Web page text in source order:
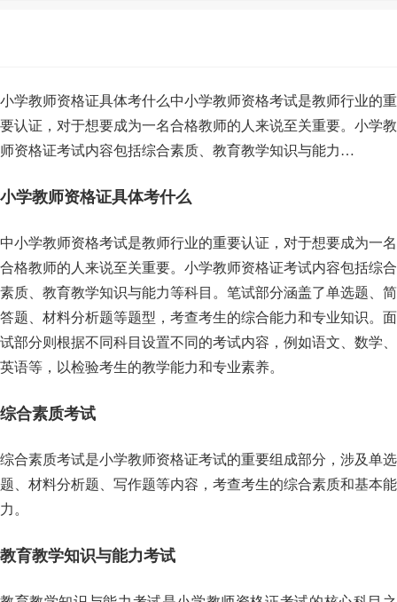
小学教师资格证具体考什么中小学教师资格考试是教师行业的重
要认证，对于想要成为一名合格教师的人来说至关重要。小学教
师资格证考试内容包括综合素质、教育教学知识与能力…
小学教师资格证具体考什么
中小学教师资格考试是教师行业的重要认证，对于想要成为一名
合格教师的人来说至关重要。小学教师资格证考试内容包括综合
素质、教育教学知识与能力等科目。笔试部分涵盖了单选题、简
答题、材料分析题等题型，考查考生的综合能力和专业知识。面
试部分则根据不同科目设置不同的考试内容，例如语文、数学、
英语等，以检验考生的教学能力和专业素养。
综合素质考试
综合素质考试是小学教师资格证考试的重要组成部分，涉及单选
题、材料分析题、写作题等内容，考查考生的综合素质和基本能
力。
教育教学知识与能力考试